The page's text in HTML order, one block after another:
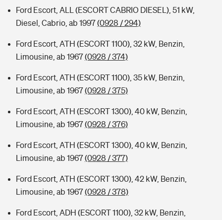
Wer versichert was: Jetzt Versicherer finden
Sie haben Fragen?
Musikinstrumentenversicherung
Zur Übersicht
Tools
Kinderunfall-Check: Mehr Sicherheit für deine Kids
Sie haben Fragen?
Ford Escort, ALL (ESCORT CABRIO DIESEL), 51 kW,
Diesel, Cabrio, ab 1997(0928 / 294)
Ford Escort, ATH (ESCORT 1100), 32 kW, Benzin,
Limousine, ab 1967(0928 / 374)
Ford Escort, ATH (ESCORT 1100), 35 kW, Benzin,
Limousine, ab 1967(0928 / 375)
Ford Escort, ATH (ESCORT 1300), 40 kW, Benzin,
Limousine, ab 1967(0928 / 376)
Ford Escort, ATH (ESCORT 1300), 40 kW, Benzin,
Limousine, ab 1967(0928 / 377)
Ford Escort, ATH (ESCORT 1300), 42 kW, Benzin,
Limousine, ab 1967(0928 / 378)
Ford Escort, ADH (ESCORT 1100), 32 kW, Benzin,